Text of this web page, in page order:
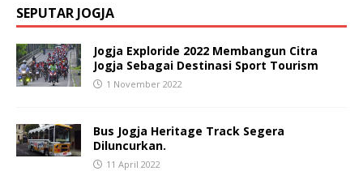
SEPUTAR JOGJA
Jogja Exploride 2022 Membangun Citra
Jogja Sebagai Destinasi Sport Tourism
1 November 2022
Bus Jogja Heritage Track Segera
Diluncurkan.
11 April 2022